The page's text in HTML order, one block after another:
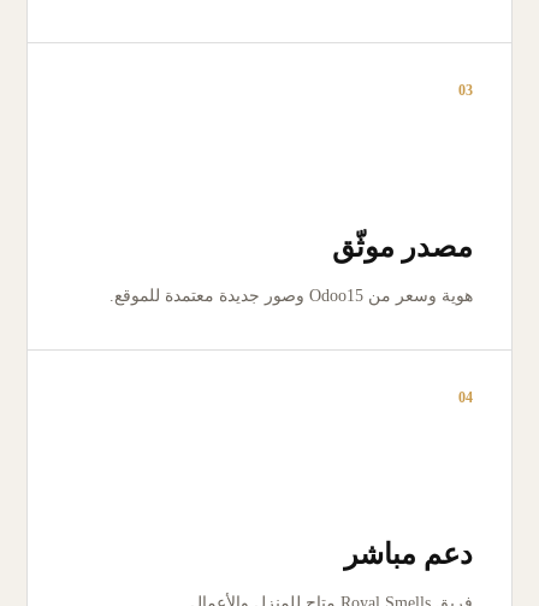
03
مصدر موثّق
هوية وسعر من Odoo15 وصور جديدة معتمدة للموقع.
04
دعم مباشر